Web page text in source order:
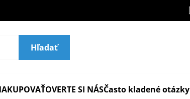
Hľadať
OVERTE SI NÁSČasto kladené otázky